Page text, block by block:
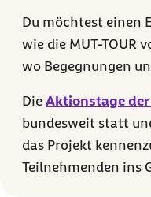
Du möchtest einen
wie die MUT-TOUR
wo Begegnungen
Die Aktionstage der
bundesweit statt
das Projekt
Teilnehmenden ins